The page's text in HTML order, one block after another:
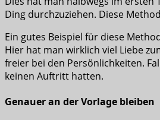
Ding durchzuziehen. Diese
Ein gutes Beispiel für diese
Hier hat man wirklich viel Liebe
freier bei den Persönlichkeiten.
keinen Auftritt hatten.
Genauer an der Vorlage bleiben